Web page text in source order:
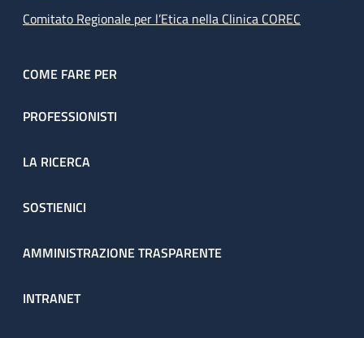
Comitato Regionale per l’Etica nella Clinica COREC
COME FARE PER
PROFESSIONISTI
LA RICERCA
SOSTIENICI
AMMINISTRAZIONE TRASPARENTE
INTRANET